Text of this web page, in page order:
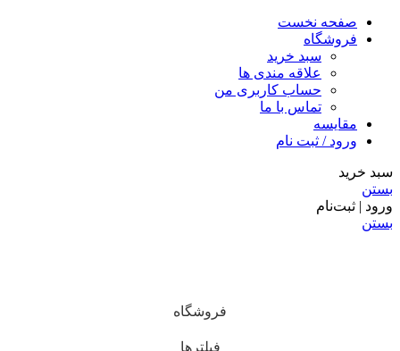
صفحه نخست
فروشگاه
سبد خرید
علاقه مندی ها
حساب کاربری من
تماس با ما
مقایسه
ورود / ثبت نام
سبد خرید
بستن
ورود | ثبت‌نام
بستن
فروشگاه
فیلترها